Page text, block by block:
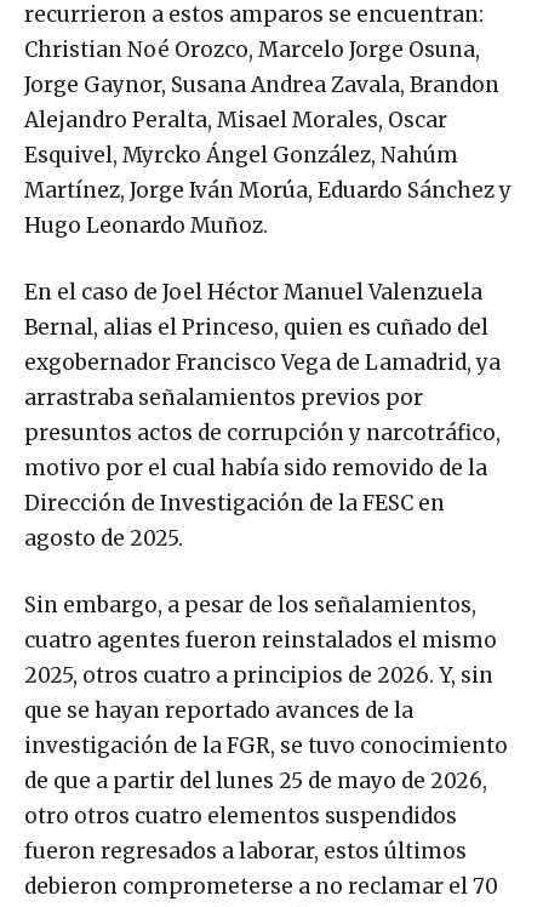
recurrieron a estos amparos se encuentran:
Christian Noé Orozco, Marcelo Jorge Osuna,
Jorge Gaynor, Susana Andrea Zavala, Brandon
Alejandro Peralta, Misael Morales, Oscar
Esquivel, Myrcko Ángel González, Nahúm
Martínez, Jorge Iván Morúa, Eduardo Sánchez y
Hugo Leonardo Muñoz.
En el caso de Joel Héctor Manuel Valenzuela
Bernal, alias el Princeso, quien es cuñado del
exgobernador Francisco Vega de Lamadrid, ya
arrastraba señalamientos previos por
presuntos actos de corrupción y narcotráfico,
motivo por el cual había sido removido de la
Dirección de Investigación de la FESC en
agosto de 2025.
Sin embargo, a pesar de los señalamientos,
cuatro agentes fueron reinstalados el mismo
2025, otros cuatro a principios de 2026. Y, sin
que se hayan reportado avances de la
investigación de la FGR, se tuvo conocimiento
de que a partir del lunes 25 de mayo de 2026,
otro otros cuatro elementos suspendidos
fueron regresados a laborar, estos últimos
debieron comprometerse a no reclamar el 70